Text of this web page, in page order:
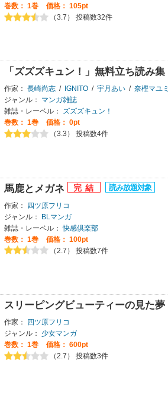
巻数： 1巻
価格： 105pt
（3.7） 投稿数32件
「ズズズキュン！」無料立ち読み集
作家： 長崎尚志 / IGNITO / 宇月あい / 奈樫マユミ
ジャンル：
マンガ雑誌
雑誌・レーベル：
ズズズキュン！
巻数： 1巻
価格： 0pt
（3.3） 投稿数4件
馬鹿とメガネ
作家：
四ツ原フリコ
ジャンル：
BLマンガ
雑誌・レーベル：快感倶楽部
巻数： 1巻
価格： 100pt
（2.7） 投稿数7件
スリーピングビューティーの見た夢
作家：
四ツ原フリコ
ジャンル：
少女マンガ
巻数： 1巻
価格： 600pt
（2.7） 投稿数3件